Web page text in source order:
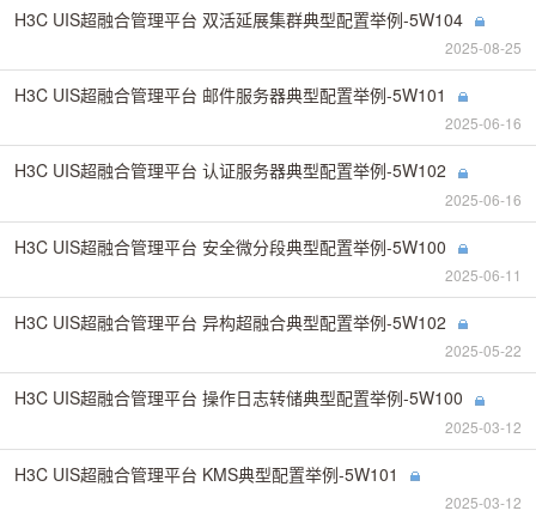
H3C UIS超融合管理平台 双活延展集群典型配置举例-5W104
2025-08-25
H3C UIS超融合管理平台 邮件服务器典型配置举例-5W101
2025-06-16
H3C UIS超融合管理平台 认证服务器典型配置举例-5W102
2025-06-16
H3C UIS超融合管理平台 安全微分段典型配置举例-5W100
2025-06-11
H3C UIS超融合管理平台 异构超融合典型配置举例-5W102
2025-05-22
H3C UIS超融合管理平台 操作日志转储典型配置举例-5W100
2025-03-12
H3C UIS超融合管理平台 KMS典型配置举例-5W101
2025-03-12